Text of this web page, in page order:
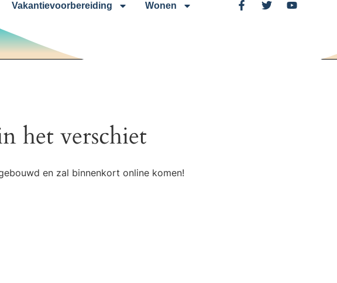
Vakantievoorbereiding Wonen
het verschiet
en zal binnenkort online komen!